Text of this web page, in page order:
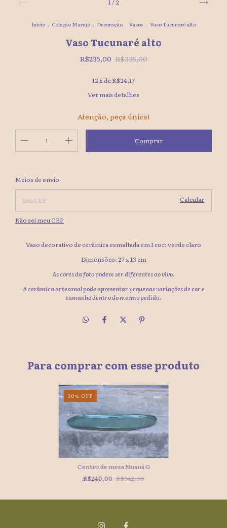
1/2
Início . Coleção Marajó . Decoração . Vasos . Vaso Tucunaré alto
Vaso Tucunaré alto
R$235,00 R$335,00
12x deR$24,17
Ver mais detalhes
Atenção, peça única!
Entregas para o CEP:
Meios de envio
Calcular
Não sei meu CEP
Vaso decorativo de cerâmica esmaltada em 1 cor: verde claro
Dimensões: 27 x 13 cm
As cores da foto podem ser diferentes ao vivo.
A cerâmica artesanal pode apresentar pequenas variações de cor e
tamanho dentro do mesmo pedido.
Para comprar com esse produto
30% OFF
Centro de mesa Muaná G
R$240,00 R$342,50